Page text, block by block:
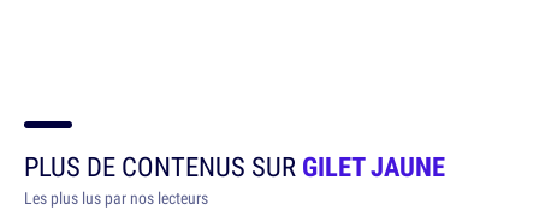
PLUS DE CONTENUS SURGILET JAUNE
Les plus lus par nos lecteurs